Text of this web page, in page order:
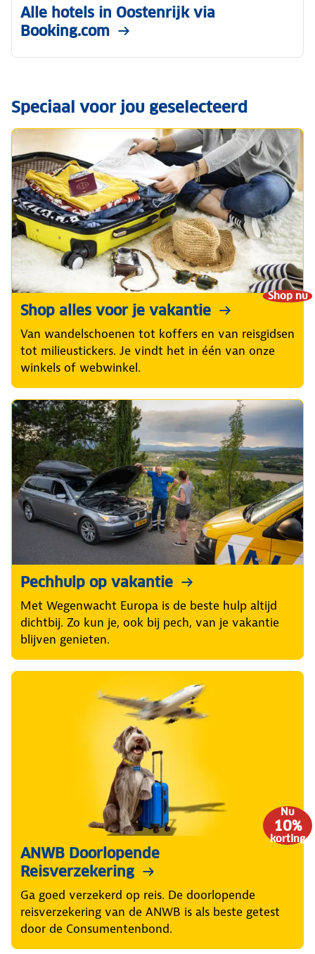
Alle hotels in Oostenrijk via
Booking.com
Speciaal voor jou geselecteerd
Shop nu
Shop alles voor je vakantie
Van wandelschoenen tot koffers en van reisgidsen
tot milieustickers. Je vindt het in één van onze
winkels of webwinkel.
Pechhulp op vakantie
Met Wegenwacht Europa is de beste hulp altijd
dichtbij. Zo kun je, ook bij pech, van je vakantie
blijven genieten.
Nu
10%
korting
ANWB Doorlopende
Reisverzekering
Ga goed verzekerd op reis. De doorlopende
reisverzekering van de ANWB is als beste getest
door de Consumentenbond.